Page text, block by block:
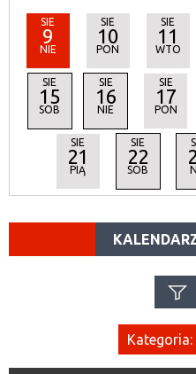
SIE
9
NIE
SIE
10
PON
SIE
11
WTO
SIE
15
SOB
SIE
16
NIE
SIE
17
PON
SIE
21
PIĄ
SIE
22
SOB
Kategoria: